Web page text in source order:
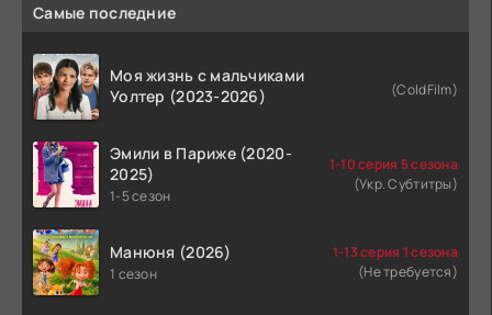
Самые последние
Моя жизнь с мальчиками
Уолтер (2023-2026)
(ColdFilm)
Эмили в Париже (2020-
2025)
1-5 сезон
1-10 серия 5 сезона
(Укр. Субтитры)
Манюня (2026)
1 сезон
1-13 серия 1 сезона
(Не требуется)